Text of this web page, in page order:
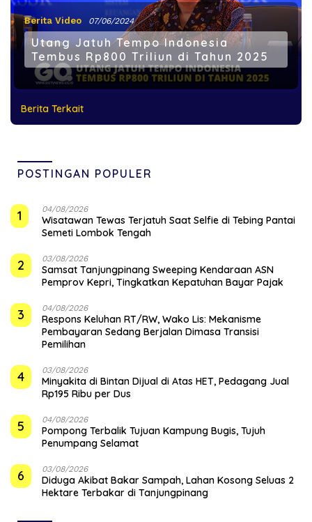
Berita Video 07/06/2024
Utang Jatuh Tempo Indonesia
Tembus Rp800 Triliun di Tahun 2025
Berita Terkait
POSTINGAN POPULER
1 04/08/2026
Wisatawan Tewas Terjatuh Saat Selfie di Tebing Pantai
Semeti Lombok Tengah
2 03/08/2026
Samsat Tanjungpinang Sweeping Kendaraan ASN
Pemprov Kepri, Tingkatkan Kepatuhan Bayar Pajak
3 04/08/2026
‎Respons Keluhan RT/RW, Wako Lis: Mekanisme
Pembayaran Sedang Berjalan Dimasa Transisi
Pemilihan
4 03/08/2026
Minyakita di Bintan Dijual di Atas HET, Pedagang Jual
Rp195 Ribu per Dus
5 04/08/2026
Pompong Terbalik Tujuan Kampung Bugis, Tujuh
Penumpang Selamat
6 03/08/2026
Diduga Akibat Bakar Sampah, Lahan Kosong Seluas 2
Hektare Terbakar di Tanjungpinang